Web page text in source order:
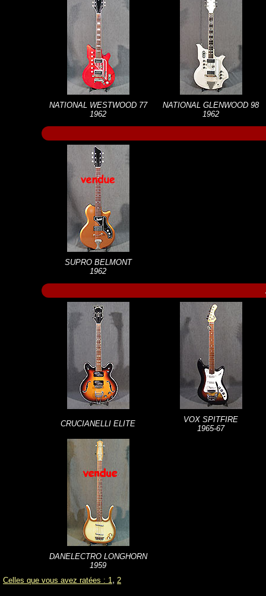
NATIONAL WESTWOOD 77
1962
NATIONAL GLENWOOD 98
1962
SUPRO BELMONT
1962
CRUCIANELLI ELITE
VOX SPITFIRE
1965-67
DANELECTRO LONGHORN
1959
Celles que vous avez ratées : 1, 2